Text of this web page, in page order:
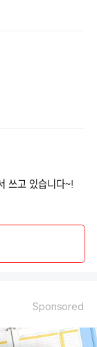
쓰고 있습니다~!
Sponsored